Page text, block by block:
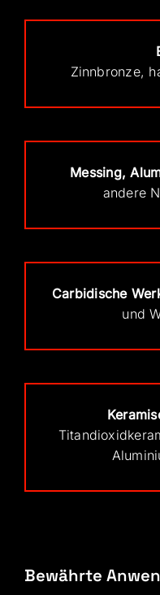
Zinnbronze,
Messing,
andere
Carbidische
und
Bewährte